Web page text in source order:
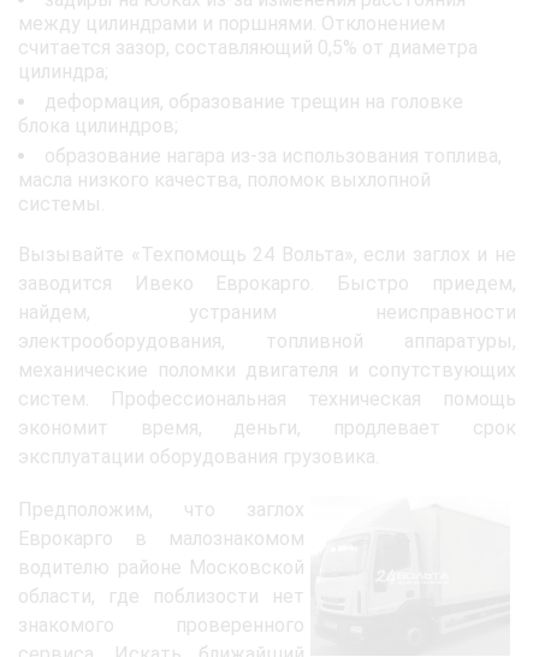
между цилиндрами и поршнями. Отклонением
считается зазор, составляющий 0,5% от диаметра
цилиндра;
деформация, образование трещин на головке
блока цилиндров;
образование нагара из-за использования топлива,
масла низкого качества, поломок выхлопной
системы.
Вызывайте «Техпомощь 24 Вольта», если заглох и не
заводится Ивеко Еврокарго. Быстро приедем,
найдем, устраним неисправности
электрооборудования, топливной аппаратуры,
механические поломки двигателя и сопутствующих
систем. Профессиональная техническая помощь
экономит время, деньги, продлевает срок
эксплуатации оборудования грузовика.
Предположим, что заглох
Еврокарго в малознакомом
водителю районе Московской
области, где поблизости нет
знакомого проверенного